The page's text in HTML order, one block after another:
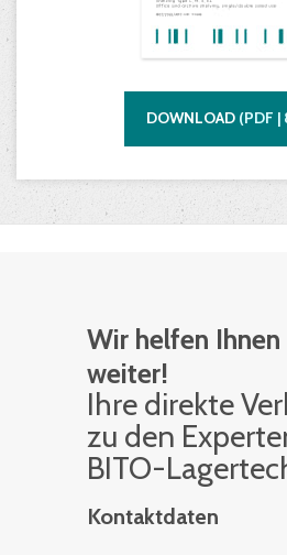
DOWNLOAD (PDF |
Wir helfen Ihnen
weiter!
Ihre di­rek­te
zu den
BITO-
Kontaktdaten